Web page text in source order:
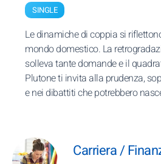
SINGLE
Le dinamiche di coppia si
mondo domestico. La
solleva tante domande e il
Plutone ti invita alla prudenza,
e nei dibattiti che potrebbero
Carriera /